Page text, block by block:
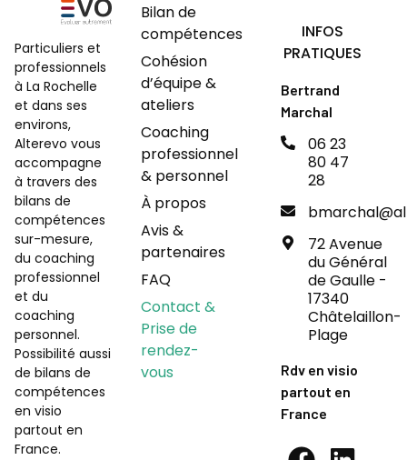
Particuliers et
professionnels
à La Rochelle
et dans ses
environs,
Alterevo vous
accompagne
à travers des
bilans de
compétences
sur-mesure,
du coaching
professionnel
et du
coaching
personnel.
Possibilité aussi
de bilans de
compétences
en visio
partout en
France.
Bilan de
compétences
Cohésion
d’équipe &
ateliers
Coaching
professionnel
& personnel
À propos
Avis &
partenaires
FAQ
Contact &
Prise de
rendez-
vous
INFOS
PRATIQUES
Bertrand
Marchal
06 23
80 47
28
72 Avenue
du Général
de Gaulle -
17340
Châtelaillon-
Plage
Rdv en visio
partout en
France